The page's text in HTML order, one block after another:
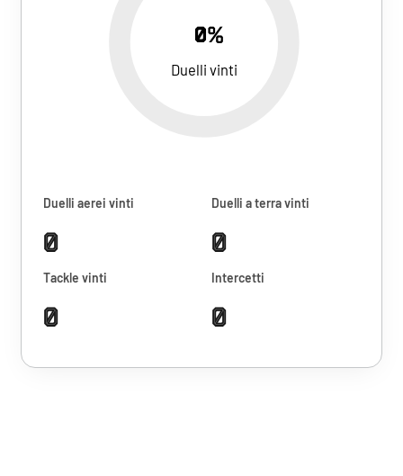
0%
Duelli vinti
Duelli aerei vinti
0
Duelli a terra vinti
0
Tackle vinti
0
Intercetti
0